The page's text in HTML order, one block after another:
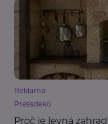
Reklama
Pressdeko
Proč je levná